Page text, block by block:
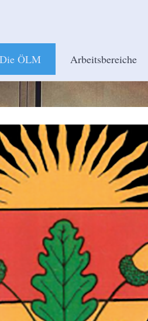
Die ÖLM Arbeitsbereiche